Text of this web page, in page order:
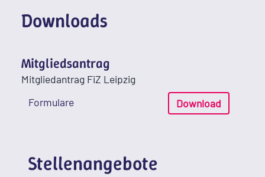
Downloads
Mitgliedsantrag
Mitgliedantrag FiZ Leipzig
Formulare
Download
Stellenangebote